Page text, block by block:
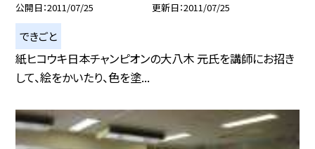
公開日 2011/07/25 更新日 2011/07/25
できごと
紙ヒコウキ日本チャンピオンの大八木 元氏を講師にお招き
して、絵をかいたり、色を塗...